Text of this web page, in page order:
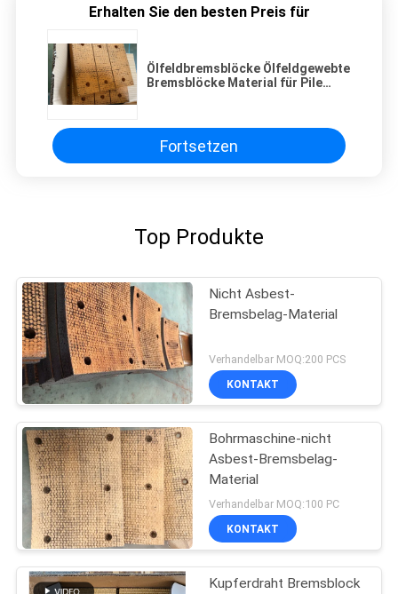
Erhalten Sie den besten Preis für
Ölfeldbremsblöcke Ölfeldgewebte
Bremsblöcke Material für Pile
Fortsetzen
Top Produkte
Nicht Asbest-
Bremsbelag-Material
Verhandelbar MOQ:200 PCS
KONTAKT
Bohrmaschine-nicht
Asbest-Bremsbelag-
Material
Verhandelbar MOQ:100 PC
KONTAKT
Kupferdraht Bremsblock